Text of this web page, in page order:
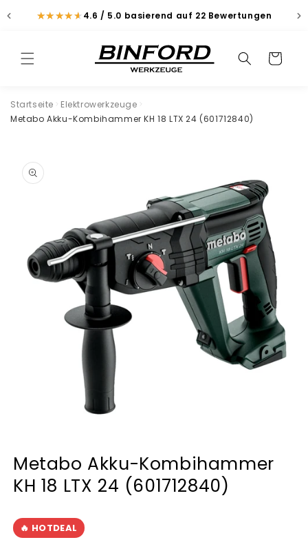
zum
★
★★
★★
★★
★★
★4.6 / 5.0 basierend auf 22 Bewertungen
Suchen SuchenWarenkorb
Startseite
Elektrowerkzeuge
Metabo Akku-Kombihammer KH 18 LTX 24 (601712840)
in
öffnen
Metabo Akku-Kombihammer
KH 18 LTX 24 (601712840)
🔥 HOTDEAL